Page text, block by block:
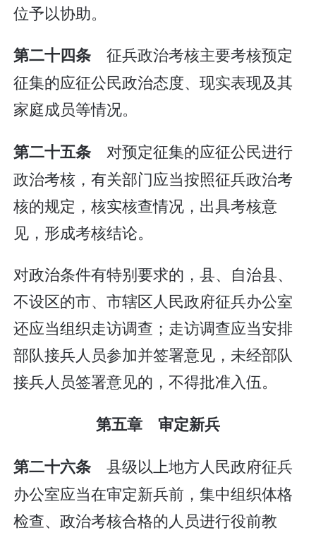
位予以协助。
第二十四条 征兵政治考核主要考核预定
征集的应征公民政治态度、现实表现及其
家庭成员等情况。
第二十五条 对预定征集的应征公民进行
政治考核，有关部门应当按照征兵政治考
核的规定，核实核查情况，出具考核意
见，形成考核结论。
对政治条件有特别要求的，县、自治县、
不设区的市、市辖区人民政府征兵办公室
还应当组织走访调查；走访调查应当安排
部队接兵人员参加并签署意见，未经部队
接兵人员签署意见的，不得批准入伍。
第五章 审定新兵
第二十六条 县级以上地方人民政府征兵
办公室应当在审定新兵前，集中组织体格
检查、政治考核合格的人员进行役前教